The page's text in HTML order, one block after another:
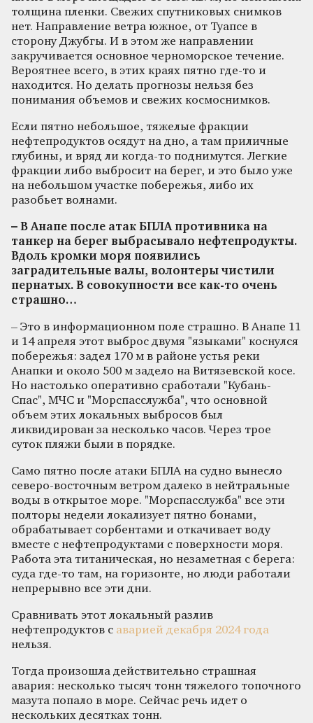
толщина пленки. Свежих спутниковых снимков
нет. Направление ветра южное, от Туапсе в
сторону Джубгы. И в этом же направлении
закручивается основное черноморское течение.
Вероятнее всего, в этих краях пятно где-то и
находится. Но делать прогнозы нельзя без
понимания объемов и свежих космоснимков.
Если пятно небольшое, тяжелые фракции
нефтепродуктов осядут на дно, а там приличные
глубины, и вряд ли когда-то поднимутся. Легкие
фракции либо выбросит на берег, и это было уже
на небольшом участке побережья, либо их
разобьет волнами.
– В Анапе после атак БПЛА противника на
танкер на берег выбрасывало нефтепродукты.
Вдоль кромки моря появились
заградительные валы, волонтеры чистили
пернатых. В совокупности все как-то очень
страшно…
– Это в информационном поле страшно. В Анапе 11
и 14 апреля этот выброс двумя "языками" коснулся
побережья: задел 170 м в районе устья реки
Анапки и около 500 м задело на Витязевской косе.
Но настолько оперативно сработали "Кубань-
Спас", МЧС и "Морспасслужба", что основной
объем этих локальных выбросов был
ликвидирован за несколько часов. Через трое
суток пляжи были в порядке.
Само пятно после атаки БПЛА на судно вынесло
северо-восточным ветром далеко в нейтральные
воды в открытое море. "Морспасслужба" все эти
полторы недели локализует пятно бонами,
обрабатывает сорбентами и откачивает воду
вместе с нефтепродуктами с поверхности моря.
Работа эта титаническая, но незаметная с берега:
суда где-то там, на горизонте, но люди работали
непрерывно все эти дни.
Сравнивать этот локальный разлив
нефтепродуктов с аварией декабря 2024 года
нельзя.
Тогда произошла действительно страшная
авария: несколько тысяч тонн тяжелого топочного
мазута попало в море. Сейчас речь идет о
нескольких десятках тонн.